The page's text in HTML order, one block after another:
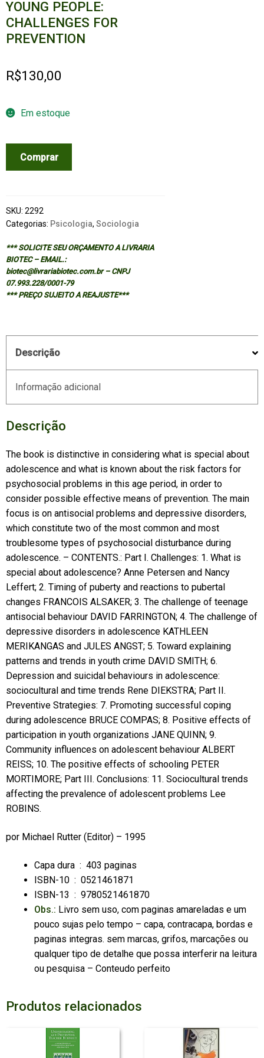
YOUNG PEOPLE:
CHALLENGES FOR
PREVENTION
R$130,00
Em estoque
DISTURBANCES
PEOPLE:
CHALLENGES
PREVENTION
quantidade
Comprar
SKU: 2292
Categorias: Psicologia, Sociologia
*** SOLICITE SEU ORÇAMENTO A LIVRARIA
BIOTEC – EMAIL.:
biotec@livrariabiotec.com.br – CNPJ
07.993.228/0001-79
*** PREÇO SUJEITO A REAJUSTE***
Descrição
Informação adicional
Descrição
The book is distinctive in considering what is special about
adolescence and what is known about the risk factors for
psychosocial problems in this age period, in order to
consider possible effective means of prevention. The main
focus is on antisocial problems and depressive disorders,
which constitute two of the most common and most
troublesome types of psychosocial disturbance during
adolescence. – CONTENTS.: Part I. Challenges: 1. What is
special about adolescence? Anne Petersen and Nancy
Leffert; 2. Timing of puberty and reactions to pubertal
changes FRANCOIS ALSAKER; 3. The challenge of teenage
antisocial behaviour DAVID FARRINGTON; 4. The challenge of
depressive disorders in adolescence KATHLEEN
MERIKANGAS and JULES ANGST; 5. Toward explaining
patterns and trends in youth crime DAVID SMITH; 6.
Depression and suicidal behaviours in adolescence:
sociocultural and time trends Rene DIEKSTRA; Part II.
Preventive Strategies: 7. Promoting successful coping
during adolescence BRUCE COMPAS; 8. Positive effects of
participation in youth organizations JANE QUINN; 9.
Community influences on adolescent behaviour ALBERT
REISS; 10. The positive effects of schooling PETER
MORTIMORE; Part III. Conclusions: 11. Sociocultural trends
affecting the prevalence of adolescent problems Lee
ROBINS.
por Michael Rutter (Editor) – 1995
Capa dura ‏ : ‎ 403 paginas
ISBN-10 ‏ : ‎ 0521461871
ISBN-13 ‏ : ‎ 9780521461870
Obs.: Livro sem uso, com paginas amareladas e um
pouco sujas pelo tempo – capa, contracapa, bordas e
paginas integras. sem marcas, grifos, marcações ou
qualquer tipo de detalhe que possa interferir na leitura
ou pesquisa – Conteudo perfeito
Produtos relacionados